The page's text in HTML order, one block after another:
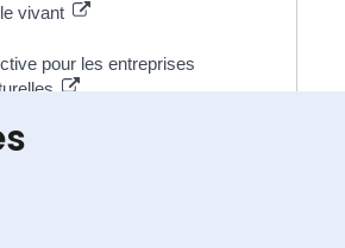
vivant
pour les entreprises
et administrative